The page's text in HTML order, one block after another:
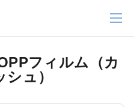
フィルム（カ
ュ）